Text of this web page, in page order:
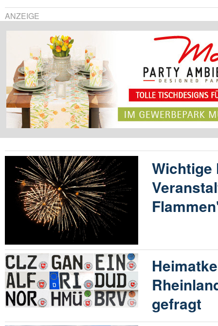
ANZEIGE
Wichtige
gefragt